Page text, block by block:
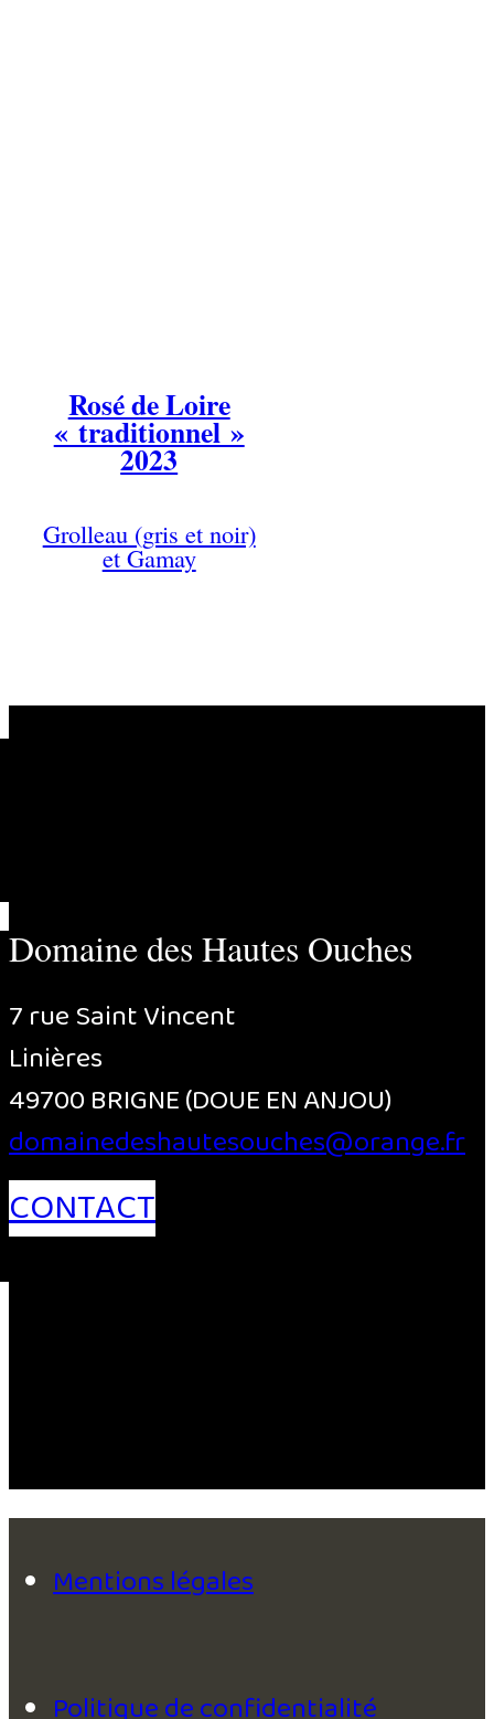
Rosé de Loire
« traditionnel »
2023
Grolleau (gris et noir)
et Gamay
Domaine des Hautes Ouches
7 rue Saint Vincent
Linières
49700 BRIGNE (DOUE EN ANJOU)
domainedeshautesouches@orange.fr
CONTACT
Mentions légales
Politique de confidentialité